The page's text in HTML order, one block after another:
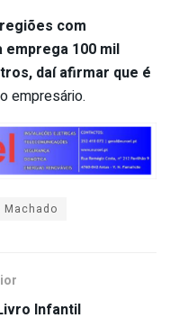
com
100 mil
daí afirmar que é
empresário.
Machado
Infantil